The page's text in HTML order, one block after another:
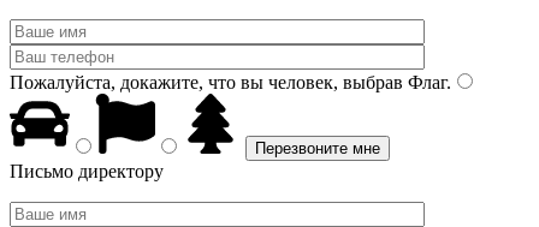
Пожалуйста, докажите, что вы человек, выбрав Флаг.
Письмо директору